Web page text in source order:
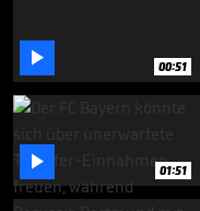
4
seconds
 00:51
 01:51